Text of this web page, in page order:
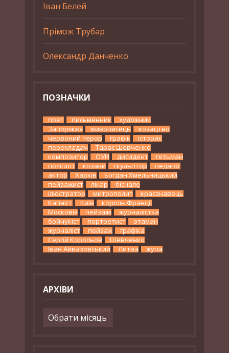
Іван Белей
Прімож Трубар
Олександр Данченко
ПОЗНАЧКИ
поет письменник
художник
Запоріжжя
живописець
козацтво
червоний терор
графік
історик
перекладач
Тарас Шевченко
композитор
ОУН дисидент
гетьман
поліглот
козаки скульптор
педагог
актор
Харків
Богдан Хмельницький
пейзажист
лікар
бієнале
ілюстратор
митрополит
краєзнавець
Капніст
Київ
король Франції
Московія
пейзажі
журналістка
бойчукіст
портретист
отаман
журналіст
пейзаж
графіка
Сергій Корольов
Шевченко
Іван Айвазовський
Литва жупа
АРХІВИ
Архіви